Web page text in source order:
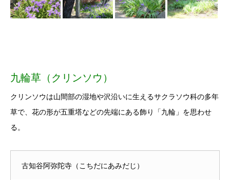
九輪草（クリンソウ）
クリンソウは山間部の湿地や沢沿いに生えるサクラソウ科の多年
草で、花の形が五重塔などの先端にある飾り「九輪」を思わせ
る。
古知谷阿弥陀寺（こちだにあみだじ）